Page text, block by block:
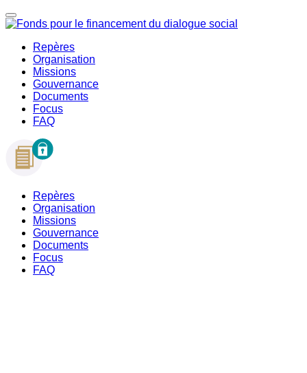
Repères
Organisation
Missions
Gouvernance
Documents
Focus
FAQ
Repères
Organisation
Missions
Gouvernance
Documents
Focus
FAQ